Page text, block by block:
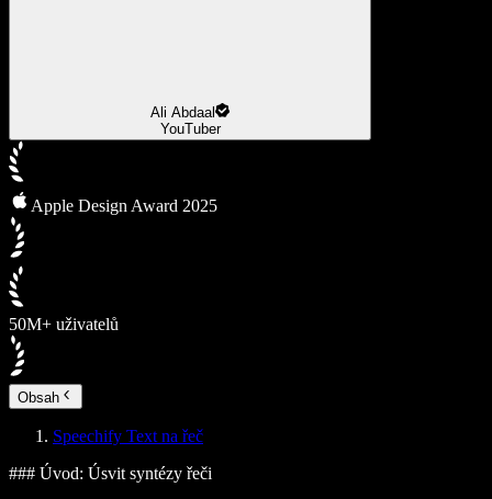
Ali Abdaal
YouTuber
Apple Design Award 2025
50M+ uživatelů
Obsah
Speechify Text na řeč
### Úvod: Úsvit syntézy řeči